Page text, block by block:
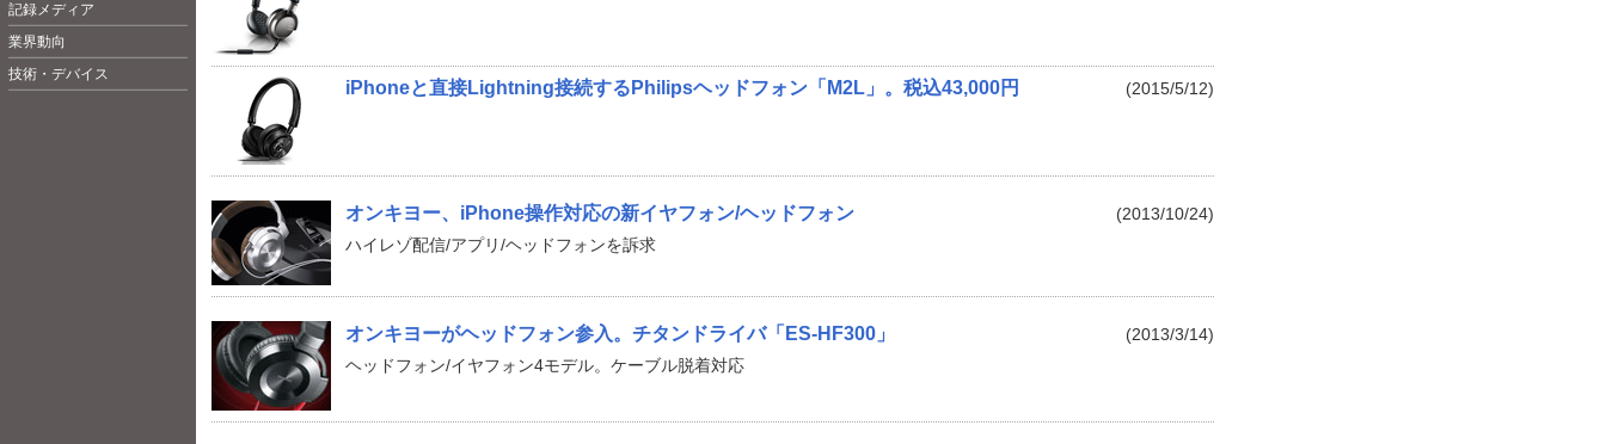
(2015/5/12)
iPhoneと直接Lightning接続するPhilipsヘッドフォン「M2L」。税込43,000円
(2013/10/24)
オンキヨー、iPhone操作対応の新イヤフォン/ヘッドフォン
ハイレゾ配信/アプリ/ヘッドフォンを訴求
(2013/3/14)
オンキヨーがヘッドフォン参入。チタンドライバ「ES-HF300」
ヘッドフォン/イヤフォン4モデル。ケーブル脱着対応
記録メディア
業界動向
技術・デバイス